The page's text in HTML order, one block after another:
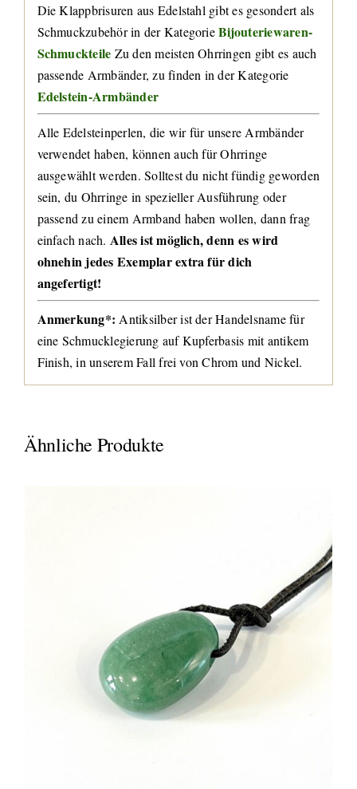
Die Klappbrisuren aus Edelstahl gibt es gesondert als
Schmuckzubehör in der KategorieBijouteriewaren-
Schmuckteile Zu den meisten Ohrringen gibt es auch
passende Armbänder, zu finden in der Kategorie
Edelstein-Armbänder
Alle Edelsteinperlen, die wir für unsere Armbänder
verwendet haben, können auch für Ohrringe
ausgewählt werden. Solltest du nicht fündig geworden
sein, du Ohrringe in spezieller Ausführung oder
passend zu einem Armband haben wollen, dann frag
einfach nach. Alles ist möglich, denn es wird
ohnehin jedes Exemplar extra für dich
angefertigt!
Anmerkung*:Antiksilber ist der Handelsname für
eine Schmucklegierung auf Kupferbasis mit antikem
Finish, in unserem Fall frei von Chrom und Nickel.
Ähnliche Produkte